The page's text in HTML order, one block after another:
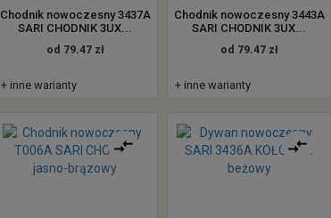
Chodnik nowoczesny 3437A
SARI CHODNIK 3UX...
od 79.47 zł
+ inne warianty
Chodnik nowoczesny 3443A
SARI CHODNIK 3UX...
od 79.47 zł
+ inne warianty